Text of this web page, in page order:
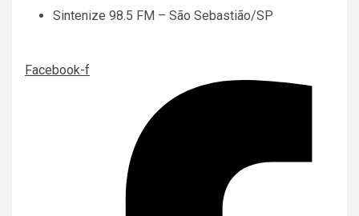
Sintenize 98.5 FM – São Sebastião/SP
Facebook-f